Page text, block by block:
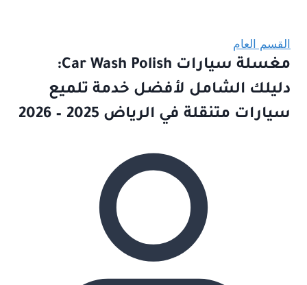
القسم العام
مغسلة سيارات Car Wash Polish:
دليلك الشامل لأفضل خدمة تلميع
سيارات متنقلة في الرياض 2025 – 2026